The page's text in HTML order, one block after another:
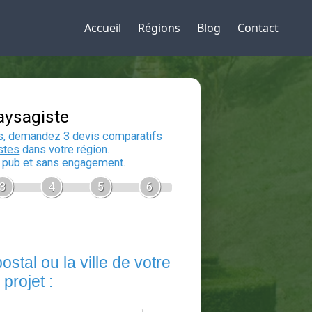
Accueil Régions Blog Contact
Devis Paysagiste
En 5 minutes, demandez
auxpaysagistesdans votre région.
Gratuit, sans pub et sans engagement.